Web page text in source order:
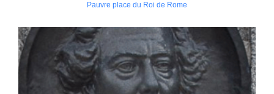
Pauvre place du Roi de Rome